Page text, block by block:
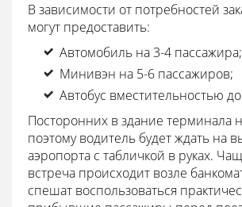
В зависимости от потребностей
могут предоставить:
Автомобиль на 3-4 пассажира;
Минивэн на 5-6 пассажиров;
Автобус вместительностью
Посторонних в здание терминала
поэтому водитель будет ждать на
аэропорта с табличкой в руках.
встреча происходит возле
спешат воспользоваться